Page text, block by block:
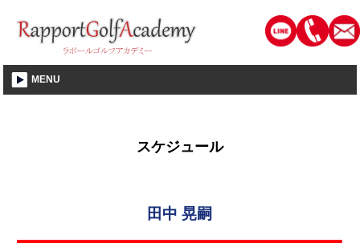
MENU
スケジュール
田中 晃嗣